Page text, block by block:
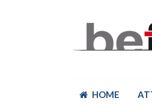
HOME